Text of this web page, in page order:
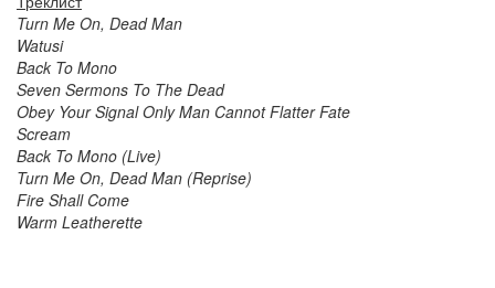
Turn Me On, Dead Man
Watusi
Back To Mono
Seven Sermons To The Dead
Obey Your Signal Only Man Cannot Flatter Fate
Scream
Back To Mono (Live)
Turn Me On, Dead Man (Reprise)
Fire Shall Come
Warm Leatherette